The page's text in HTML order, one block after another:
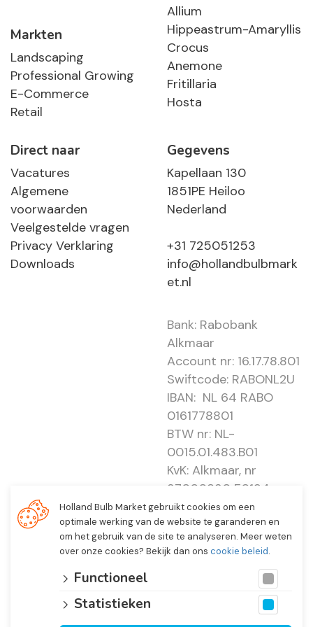
Markten
Landscaping
Professional Growing
E-Commerce
Retail
Allium
Hippeastrum-Amaryllis
Crocus
Anemone
Fritillaria
Hosta
Direct naar
Vacatures
Algemene
voorwaarden
Veelgestelde vragen
Privacy Verklaring
Downloads
Gegevens
Kapellaan 130
1851PE Heiloo
Nederland
+31 725051253
info@hollandbulbmark
et.nl
Bank: Rabobank
Alkmaar
Account nr: 16.17.78.801
Swiftcode: RABONL2U
IBAN: NL 64 RABO
0161778801
BTW nr: NL-
0015.01.483.B01
KvK: Alkmaar, nr
37000830 E0194 -
EBO 505
Holland Bulb Market gebruikt cookies om een
optimale werking van de website te garanderen en
om het gebruik van de site te analyseren. Meer weten
over onze cookies? Bekijk dan ons cookie beleid.
Functioneel
Statistieken